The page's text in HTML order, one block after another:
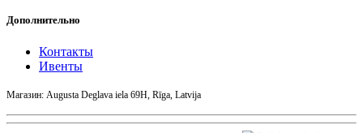
Дополнительно
Контакты
Ивенты
Магазин: Augusta Deglava iela 69H, Rīga, Latvija